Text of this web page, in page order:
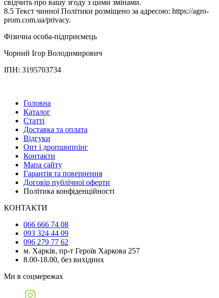
свідчить про вашу згоду з цими змінами.
8.5 Текст чинної Політики розміщено за адресою: https://agro-
prom.com.ua/privacy.
Фізична особа-підприємець
Чорний Ігор Володимирович
ІПН: 3195703734
Головна
Каталог
Статті
Доставка та оплата
Відгуки
Опт і дропшиппінг
Контакти
Мапа сайту
Гарантія та повернення
Договір публічної оферти
Політика конфіденційності
КОНТАКТИ
066 666 74 08
093 324 44 09
096 279 77 62
м. Харків, пр-т Героїв Харкова 257
8.00-18.00, без вихідних
Ми в соцмережах